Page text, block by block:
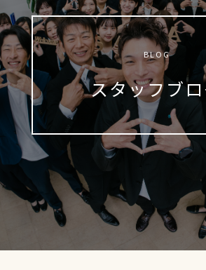
BLOG
スタッフブ